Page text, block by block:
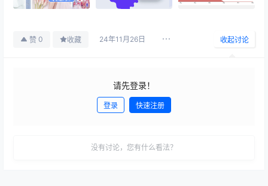
赞 0 收藏 24年11月26日 收起讨论
请先登录！
登录 快速注册
没有讨论，您有什么看法？